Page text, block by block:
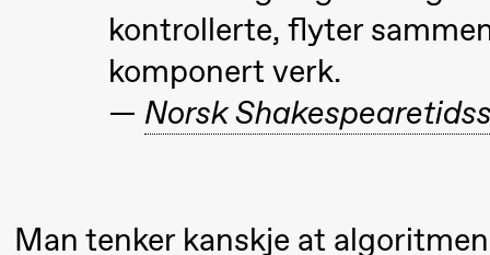
Mohamed
Mohamed
Male
Fantasies
Andreas
kontrollerte, flyter
komponert verk.
— Norsk
Man tenker kanskje at